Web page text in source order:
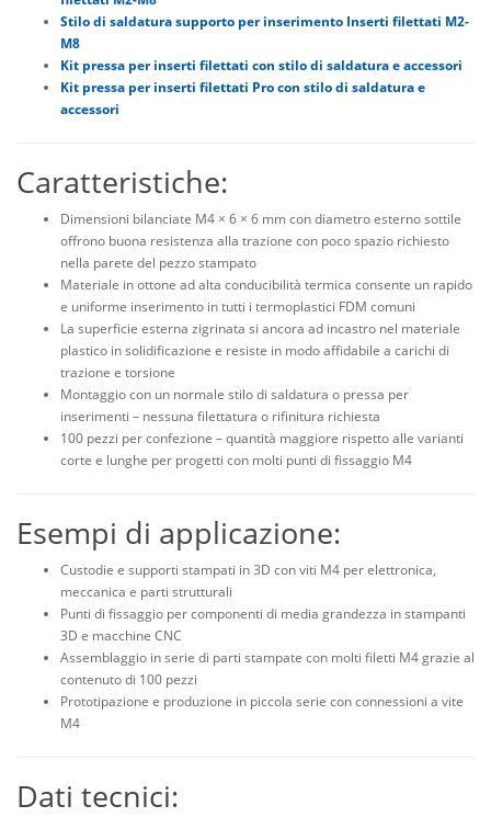
Stilo di saldatura supporto per inserimento Inserti filettati M2-
M8
Kit pressa per inserti filettati con stilo di saldatura e accessori
Kit pressa per inserti filettati Pro con stilo di saldatura e
accessori
Caratteristiche:
Dimensioni bilanciate M4 × 6 × 6 mm con diametro esterno sottile
offrono buona resistenza alla trazione con poco spazio richiesto
nella parete del pezzo stampato
Materiale in ottone ad alta conducibilità termica consente un rapido
e uniforme inserimento in tutti i termoplastici FDM comuni
La superficie esterna zigrinata si ancora ad incastro nel materiale
plastico in solidificazione e resiste in modo affidabile a carichi di
trazione e torsione
Montaggio con un normale stilo di saldatura o pressa per
inserimenti – nessuna filettatura o rifinitura richiesta
100 pezzi per confezione – quantità maggiore rispetto alle varianti
corte e lunghe per progetti con molti punti di fissaggio M4
Esempi di applicazione:
Custodie e supporti stampati in 3D con viti M4 per elettronica,
meccanica e parti strutturali
Punti di fissaggio per componenti di media grandezza in stampanti
3D e macchine CNC
Assemblaggio in serie di parti stampate con molti filetti M4 grazie al
contenuto di 100 pezzi
Prototipazione e produzione in piccola serie con connessioni a vite
M4
Dati tecnici: